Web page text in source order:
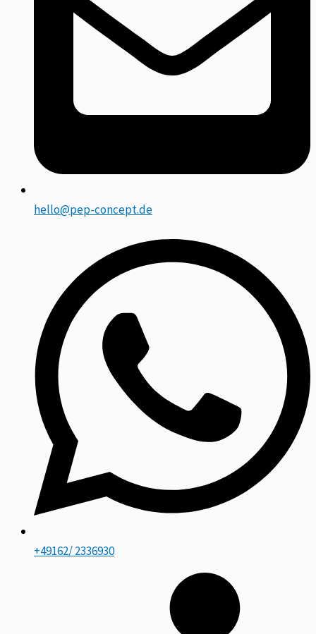
hello@pep-concept.de
+49162/ 2336930